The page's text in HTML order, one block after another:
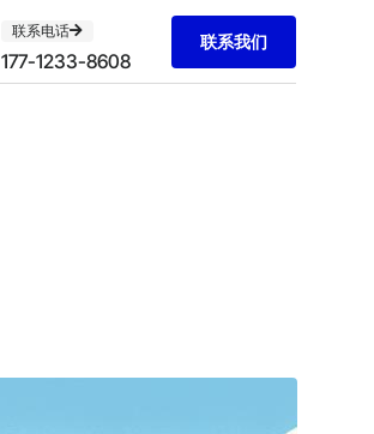
联系电话
177-1233-8608
联系我们